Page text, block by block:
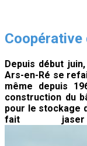
Coopérative
Depuis début
Ars-en-Ré se
même depuis
construction du
pour le stockage
fait